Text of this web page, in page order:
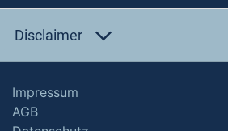
Disclaimer
Impressum
AGB